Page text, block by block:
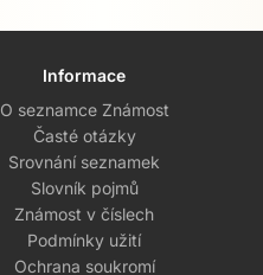
Informace
O seznamce Známost
Časté otázky
Srovnání seznamek
Slovník pojmů
Známost v číslech
Podmínky užití
Ochrana soukromí